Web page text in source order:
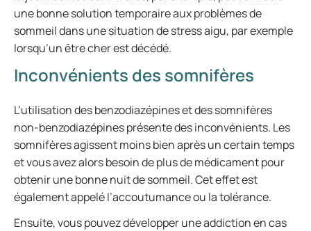
une bonne solution temporaire aux problèmes de
sommeil dans une situation de stress aigu, par exemple
lorsqu’un être cher est décédé.
Inconvénients des somnifères
L’utilisation des benzodiazépines et des somnifères
non-benzodiazépines présente des inconvénients. Les
somnifères agissent moins bien après un certain temps
et vous avez alors besoin de plus de médicament pour
obtenir une bonne nuit de sommeil. Cet effet est
également appelé l’accoutumance ou la tolérance.
Ensuite, vous pouvez développer une addiction en cas